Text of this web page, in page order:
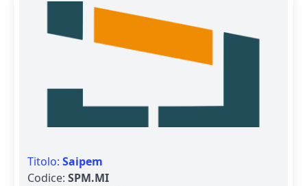
Titolo: Saipem
Codice: SPM.MI